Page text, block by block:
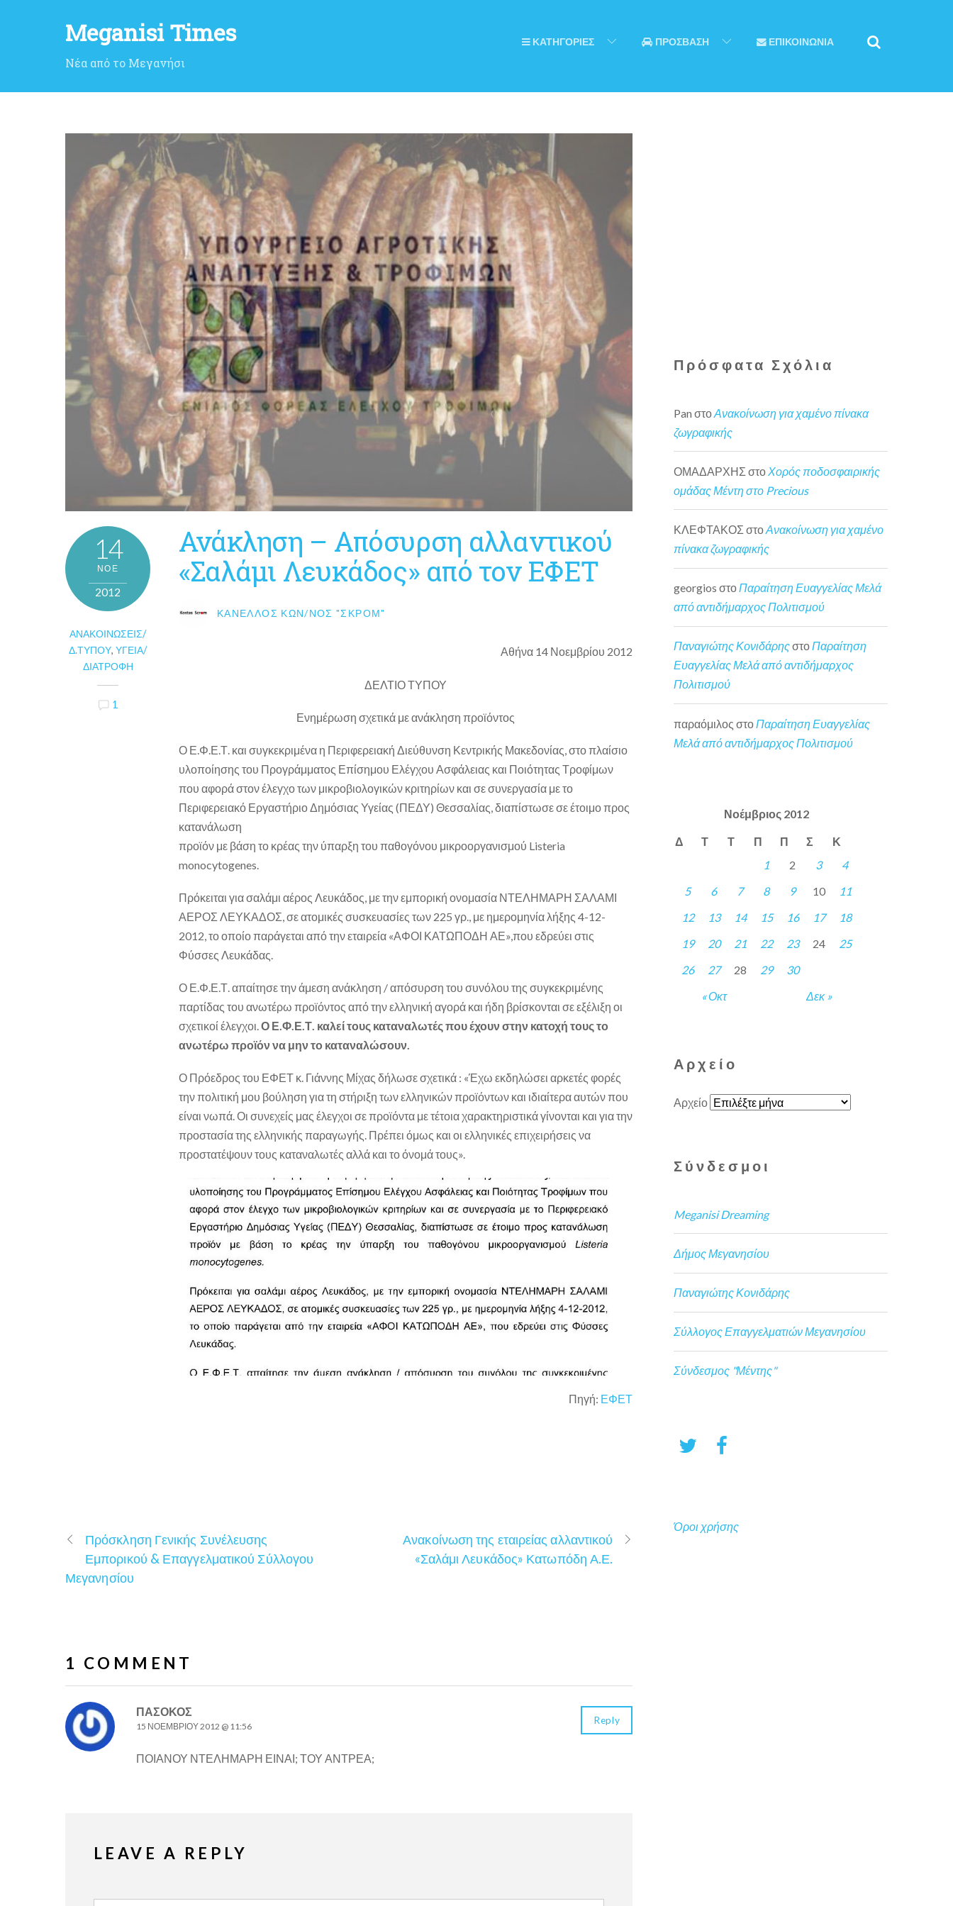
Meganisi Times
Νέα από το Μεγανήσι
ΚΑΤΗΓΟΡΙΕΣ ΠΡΟΣΒΑΣΗ ΕΠΙΚΟΙΝΩΝΙΑ
14
ΝΟΈ
2012
ΑΝΑΚΟΙΝΏΣΕΙΣ/
Δ.ΤΎΠΟΥ, ΥΓΕΊΑ/
ΔΙΑΤΡΟΦΉ
1
Ανάκληση – Απόσυρση αλλαντικού
«Σαλάμι Λευκάδος» από τον ΕΦΕΤ
ΚΑΝΈΛΛΟΣ ΚΩΝ/ΝΟΣ "ΣΚΡΟΜ"
Αθήνα 14 Νοεμβρίου 2012
ΔΕΛΤΙΟ ΤΥΠΟΥ
Ενημέρωση σχετικά με ανάκληση προϊόντος
Ο Ε.Φ.Ε.Τ. και συγκεκριμένα η Περιφερειακή Διεύθυνση Κεντρικής Μακεδονίας, στο πλαίσιο
υλοποίησης του Προγράμματος Επίσημου Ελέγχου Ασφάλειας και Ποιότητας Τροφίμων
που αφορά στον έλεγχο των μικροβιολογικών κριτηρίων και σε συνεργασία με το
Περιφερειακό Εργαστήριο Δημόσιας Υγείας (ΠΕΔΥ) Θεσσαλίας, διαπίστωσε σε έτοιμο προς
κατανάλωση
προϊόν με βάση το κρέας την ύπαρξη του παθογόνου μικροοργανισμού Listeria
monocytogenes.
Πρόκειται για σαλάμι αέρος Λευκάδος, με την εμπορική ονομασία ΝΤΕΛΗΜΑΡΗ ΣΑΛΑΜΙ
ΑΕΡΟΣ ΛΕΥΚΑΔΟΣ, σε ατομικές συσκευασίες των 225 γρ., με ημερομηνία λήξης 4-12-
2012, το οποίο παράγεται από την εταιρεία «ΑΦΟΙ ΚΑΤΩΠΟΔΗ ΑΕ»,που εδρεύει στις
Φύσσες Λευκάδας.
Ο Ε.Φ.Ε.Τ. απαίτησε την άμεση ανάκληση / απόσυρση του συνόλου της συγκεκριμένης
παρτίδας του ανωτέρω προϊόντος από την ελληνική αγορά και ήδη βρίσκονται σε εξέλιξη οι
σχετικοί έλεγχοι.Ο Ε.Φ.Ε.Τ. καλεί τους καταναλωτές που έχουν στην κατοχή τους το
ανωτέρω προϊόν να μην το καταναλώσουν.
Ο Πρόεδρος του ΕΦΕΤ κ. Γιάννης Μίχας δήλωσε σχετικά : «Έχω εκδηλώσει αρκετές φορές
την πολιτική μου βούληση για τη στήριξη των ελληνικών προϊόντων και ιδιαίτερα αυτών που
είναι νωπά. Οι συνεχείς μας έλεγχοι σε προϊόντα με τέτοια χαρακτηριστικά γίνονται και για την
προστασία της ελληνικής παραγωγής. Πρέπει όμως και οι ελληνικές επιχειρήσεις να
προστατέψουν τους καταναλωτές αλλά και το όνομά τους».
Πηγή: ΕΦΕΤ
Πρόσκληση Γενικής Συνέλευσης
Εμπορικού & Επαγγελματικού Σύλλογου
Μεγανησίου
Ανακοίνωση της εταιρείας αλλαντικού
«Σαλάμι Λευκάδος» Κατωπόδη Α.Ε.
1 COMMENT
ΠΑΣΟΚΟΣ
15 ΝΟΕΜΒΡΊΟΥ 2012 @ 11:56
ΠΟΙΑΝΟΥ ΝΤΕΛΗΜΑΡΗ ΕΙΝΑΙ; ΤΟΥ ΑΝΤΡΕΑ;
Reply
LEAVE A REPLY
Πρόσφατα Σχόλια
Pan στοΑνακοίνωση για χαμένο πίνακα
ζωγραφικής
ΟΜΑΔΑΡΧΗΣ στο Χορός ποδοσφαιρικής
ομάδας Μέντη στο Precious
ΚΛΕΦΤΑΚΟΣ στοΑνακοίνωση για χαμένο
πίνακα ζωγραφικής
georgios στοΠαραίτηση Ευαγγελίας Μελά
από αντιδήμαρχος Πολιτισμού
Παναγιώτης ΚονιδάρηςστοΠαραίτηση
Ευαγγελίας Μελά από αντιδήμαρχος
Πολιτισμού
παραόμιλος στο Παραίτηση Ευαγγελίας
Μελά από αντιδήμαρχος Πολιτισμού
Νοέμβριος 2012
Δ Τ Τ Π Π Σ Κ
« Οκτ Δεκ »
1 2 3
4
5
6 7 8 9 10
11
12
13 14 15 16 17
18
19
20 21 22 23 24
25
26
27 28 29 30
Αρχείο
Αρχείο
Σύνδεσμοι
Meganisi Dreaming
Δήμος Μεγανησίου
Παναγιώτης Κονιδάρης
Σύλλογος Επαγγελματιών Μεγανησίου
Σύνδεσμος "Μέντης"
Όροι χρήσης